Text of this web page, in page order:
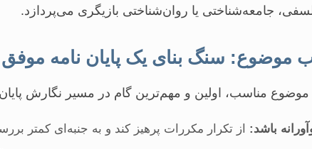
جامعه‌شناختی یا روان‌شناختی بازیگری می‌پردازد.
موضوع: سنگ بنای یک پایان نامه موفق
موضوع مناسب، اولین و مهم‌ترین گام در مسیر نگارش
باشد: از تکرار مکررات پرهیز کند و به جنبه‌ای کمتر